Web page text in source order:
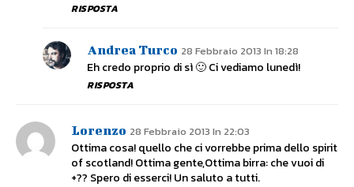
RISPOSTA
Andrea Turco 28 Febbraio 2013 In 18:28
Eh credo proprio di sì 🙂 Ci vediamo lunedì!
RISPOSTA
Lorenzo 28 Febbraio 2013 In 22:03
Ottima cosa! quello che ci vorrebbe prima dello spirit
of scotland! Ottima gente,Ottima birra: che vuoi di
+?? Spero di esserci! Un saluto a tutti.